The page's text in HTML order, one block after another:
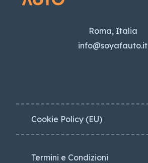
Roma, Italia
info@soyafauto.it
Cookie Policy (EU)
Termini e Condizioni